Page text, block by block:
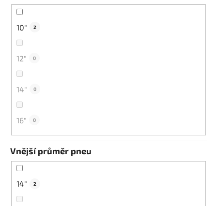
10" 2
12" 0
14" 0
16" 0
Vnější průměr pneu
14" 2